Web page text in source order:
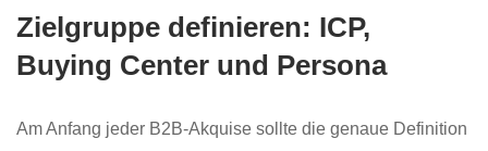
Zielgruppe definieren: ICP,
Buying Center und Persona
Am Anfang jeder B2B-Akquise sollte die genaue Definition